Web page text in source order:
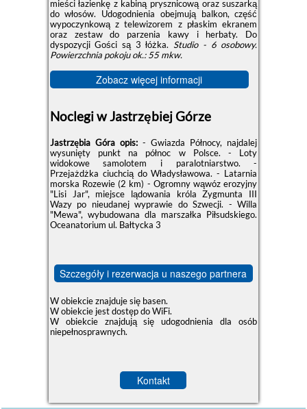
mieści łazienkę z kabiną prysznicową oraz suszarką
do włosów. Udogodnienia obejmują balkon, część
wypoczynkową z telewizorem z płaskim ekranem
oraz zestaw do parzenia kawy i herbaty. Do
dyspozycji Gości są 3 łóżka.Studio - 6 osobowy.
Powierzchnia pokoju ok.: 55 mkw.
Zobacz więcej informacji
Noclegi w Jastrzębiej Górze
Jastrzębia Góra opis: - Gwiazda Północy, najdalej
wysunięty punkt na północ w Polsce. - Loty
widokowe samolotem i paralotniarstwo. -
Przejażdżka ciuchcią do Władysławowa. - Latarnia
morska Rozewie (2 km) - Ogromny wąwóz erozyjny
"Lisi Jar", miejsce lądowania króla Zygmunta III
Wazy po nieudanej wyprawie do Szwecji. - Willa
"Mewa", wybudowana dla marszałka Piłsudskiego.
Oceanatorium ul. Bałtycka 3
Szczegóły i rezerwacja u naszego partnera
W obiekcie znajduje się basen.
W obiekcie jest dostęp do WiFi.
W obiekcie znajdują się udogodnienia dla osób
niepełnosprawnych.
Kontakt